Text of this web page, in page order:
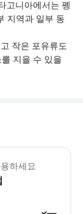
고니아에서는 펭
지역과 일부 동
작은 포유류도
지을 수 있을
이용이 가능합니다. -
하세요